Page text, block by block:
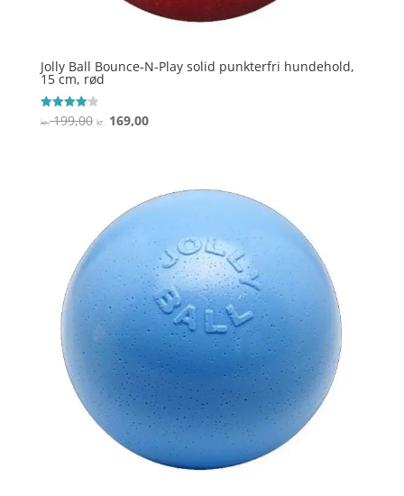
Jolly Ball Bounce-N-Play solid punkterfri hundehold,
15 cm, rød
Vurderet
4.1
kr.199,00 Den
kr. 199,00.
kr. 169,00Den
kr. 169,00.